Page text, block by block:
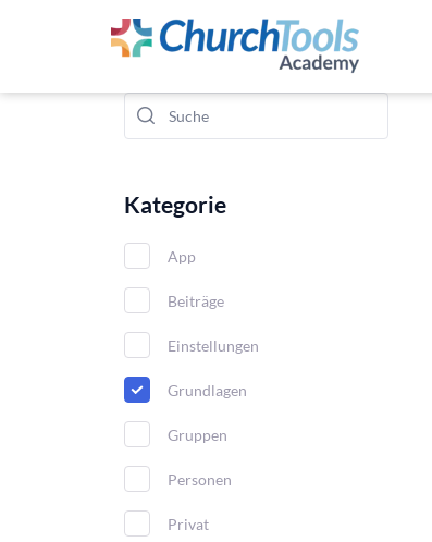
Kategorie
App
Beiträge
Einstellungen
Grundlagen
Gruppen
Personen
Privat